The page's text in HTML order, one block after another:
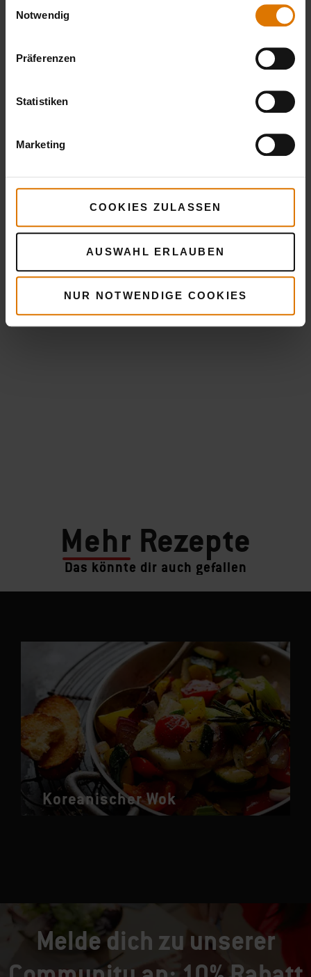
Notwendig
Präferenzen
Statistiken
Marketing
COOKIES ZULASSEN
AUSWAHL ERLAUBEN
NUR NOTWENDIGE COOKIES
Empfohlenes Zubehör
Mehr Rezepte
Das könnte dir auch gefallen
Koreanischer Wok
Melde dich zu unserer